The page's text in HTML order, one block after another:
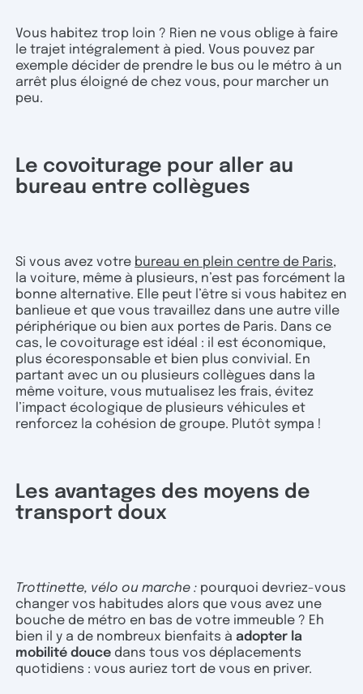
Vous habitez trop loin ? Rien ne vous oblige à faire
le trajet intégralement à pied. Vous pouvez par
exemple décider de prendre le bus ou le métro à un
arrêt plus éloigné de chez vous, pour marcher un
peu.
Le covoiturage pour aller au
bureau entre collègues
Si vous avez votre bureau en plein centre de Paris,
la voiture, même à plusieurs, n’est pas forcément la
bonne alternative. Elle peut l’être si vous habitez en
banlieue et que vous travaillez dans une autre ville
périphérique ou bien aux portes de Paris. Dans ce
cas, le covoiturage est idéal : il est économique,
plus écoresponsable et bien plus convivial. En
partant avec un ou plusieurs collègues dans la
même voiture, vous mutualisez les frais, évitez
l’impact écologique de plusieurs véhicules et
renforcez la cohésion de groupe. Plutôt sympa !
Les avantages des moyens de
transport doux
Trottinette, vélo ou marche : pourquoi devriez-vous
changer vos habitudes alors que vous avez une
bouche de métro en bas de votre immeuble ? Eh
bien il y a de nombreux bienfaits àadopter la
mobilité douce dans tous vos déplacements
quotidiens : vous auriez tort de vous en priver.